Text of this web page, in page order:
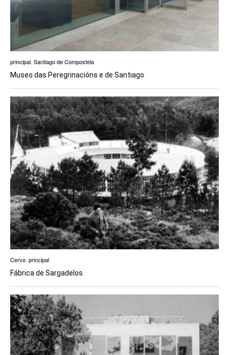
principal, Santiago de Compostela
Museo das Peregrinacións e de Santiago
Cervo principal
Fábrica de Sargadelos